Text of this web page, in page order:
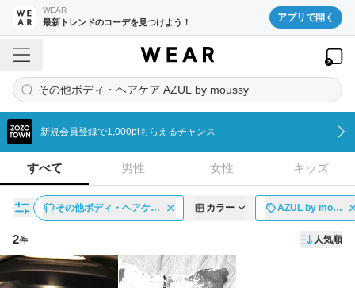
WEAR
最新トレンドのコーデを見つけよう！ アプリで開く
その他ボディ・ヘアケア AZUL by moussy
新規会員登録で1,000ptもらえるチャンス
すべて 男性 女性 キッズ
その他ボディ・ヘアケ… カラー AZUL by mo…
2件 人気順
コーディネート一覧